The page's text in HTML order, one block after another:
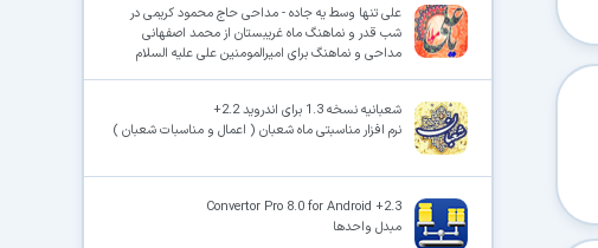
علی تنها وسط یه جاده - مداحی حاج محمود کریمی در
شب قدر و نماهنگ ماه غریبستان از محمد اصفهانی
مداحی و نماهنگ برای امیرالمومنین علی علیه السلام
شعبانیه نسخه 1.3 برای اندروید 2.2+
نرم افزار مناسبتی ماه شعبان ( اعمال و مناسبات شعبان )
Convertor Pro 8.0 for Android +2.3
مبدل واحدها